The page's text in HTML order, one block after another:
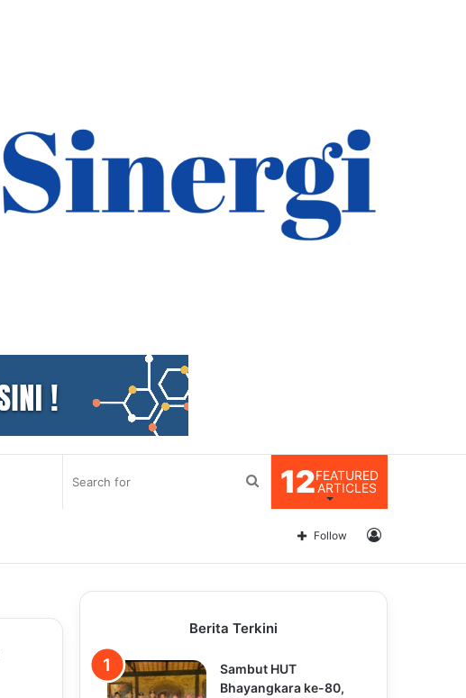
12FEATURED
ARTICLES
Search
Log
Follow
Berita Terkini
Sambut HUT
Bhayangkara ke-80,